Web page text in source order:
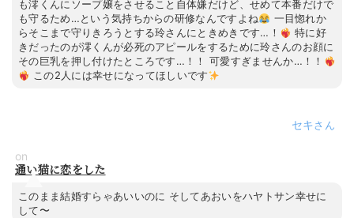
も澪くんにソープ嬢をさせること自体嫌だけど、せめて本番だけで
も守るため…という気持ちからの研修なんですよね
一目惚れか
らそこまで守りきろうとする玲さんにときめきです…！
特に好
きだったのが澪くんが必死のアピールをするために玲さんのお顔に
その巨乳を押し付けたところです…！！ 可愛すぎませんか…！！
この2人には幸せになってほしいです
セキ
on
通い猫に恋をした
このまま結婚すらゃあいいのに そしてあおいをハヤトサン幸せに
して〜